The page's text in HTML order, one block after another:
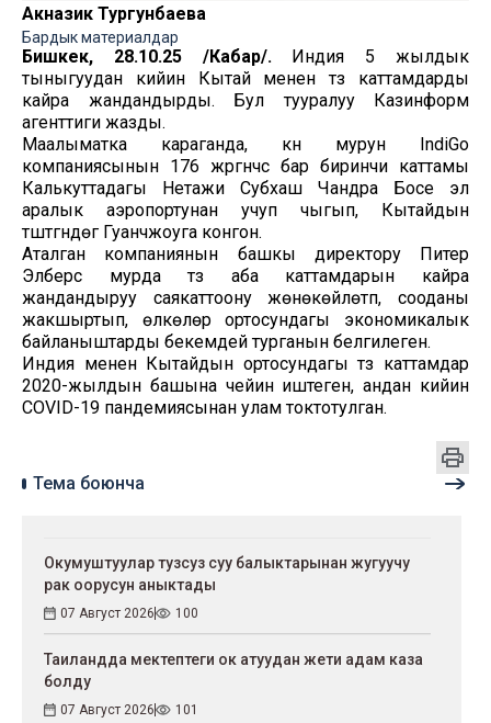
Акназик Тургунбаева
Бардык материалдар
Бишкек, 28.10.25 /Кабар/.Индия 5 жылдык
тыныгуудан кийин Кытай менен түз каттамдарды
кайра жандандырды. Бул тууралуу Казинформ
агенттиги жазды.
Маалыматка караганда, күн мурун IndiGo
компаниясынын 176 жүргүнчүсү бар биринчи каттамы
Калькуттадагы Нетажи Субхаш Чандра Босе эл
аралык аэропортунан учуп чыгып, Кытайдын
түштүгүндөгү Гуанчжоуга конгон.
Аталган компаниянын башкы директору Питер
Элберс мурда түз аба каттамдарын кайра
жандандыруу саякаттоону жөнөкөйлөтүп, сооданы
жакшыртып, өлкөлөр ортосундагы экономикалык
байланыштарды бекемдей турганын белгилеген.
Индия менен Кытайдын ортосундагы түз каттамдар
2020-жылдын башына чейин иштеген, андан кийин
COVID-19 пандемиясынан улам токтотулган.
Тема боюнча
Окумуштуулар тузсуз суу балыктарынан жугуучу
рак оорусун аныктады
07 Август 2026 100
Таиландда мектептеги ок атуудан жети адам каза
болду
07 Август 2026 101